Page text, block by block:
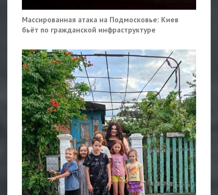
Массированная атака на Подмосковье: Киев
бьёт по гражданской инфраструктуре